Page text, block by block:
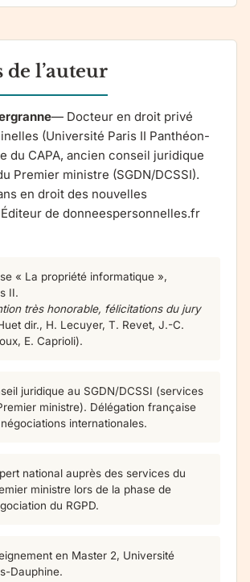
de l’auteur
— Docteur en droit privé
(Université Paris II Panthéon-
du CAPA, ancien conseil juridique
Premier ministre (SGDN/DCSSI).
en droit des nouvelles
de donneespersonnelles.fr
« La propriété informatique »,
II.
très honorable, félicitations du jury
dir., H. Lecuyer, T. Revet, J.-C.
E. Caprioli).
juridique au SGDN/DCSSI (services
ministre). Délégation française
internationales.
national auprès des services du
ministre lors de la phase de
du RGPD.
en Master 2, Université
Dauphine.